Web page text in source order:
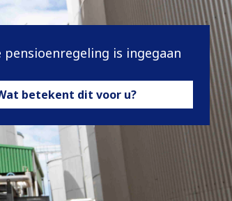
pensioenregeling is ingegaan
betekent dit voor u?